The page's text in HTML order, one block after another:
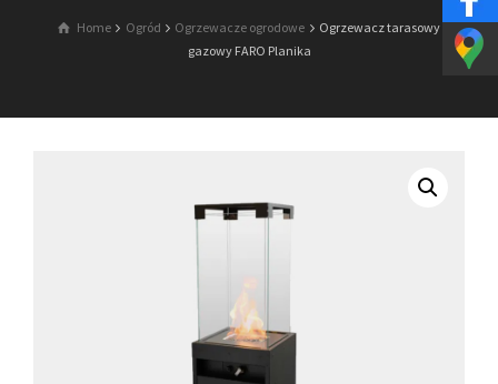
Home Ogród Ogrzewacze ogrodowe
Ogrzewacz tarasowy
gazowy FARO Planika